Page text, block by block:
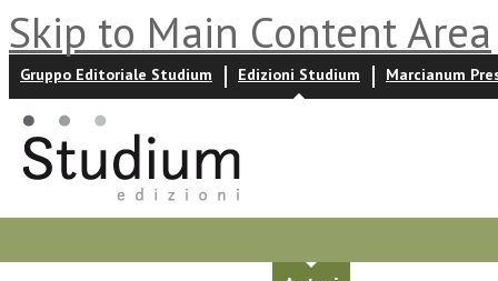
Skip to Main Content Area
Gruppo Editoriale Studium Edizioni Studium Marcianum